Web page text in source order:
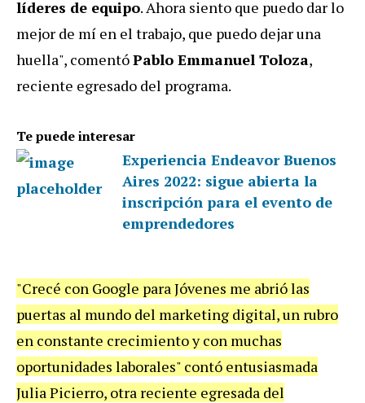
líderes de equipo. Ahora siento que puedo dar lo
mejor de mí en el trabajo, que puedo dejar una
huella", comentóPablo Emmanuel Toloza,
reciente egresado del programa.
Te puede interesar
Experiencia Endeavor Buenos
Aires 2022: sigue abierta la
inscripción para el evento de
emprendedores
"Crecé con Google para Jóvenes me abrió las
puertas al mundo del marketing digital, un rubro
en constante crecimiento y con muchas
oportunidades laborales" contó entusiasmada
Julia Picierro, otra reciente egresada del